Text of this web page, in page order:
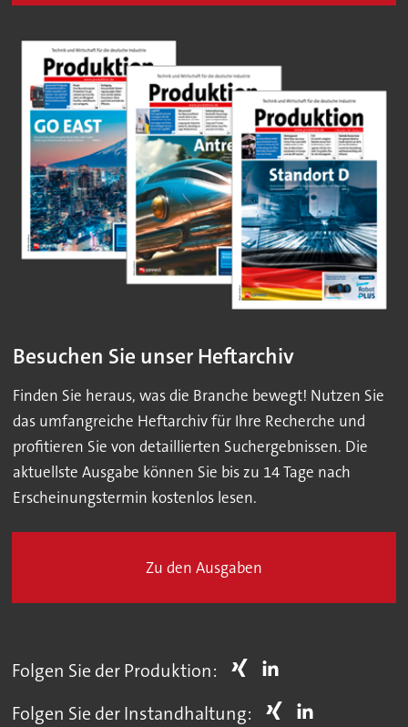
Besuchen Sie unser Heftarchiv
Finden Sie heraus, was die Branche bewegt! Nutzen Sie
das umfangreiche Heftarchiv für Ihre Recherche und
profitieren Sie von detaillierten Suchergebnissen. Die
aktuellste Ausgabe können Sie bis zu 14 Tage nach
Erscheinungstermin kostenlos lesen.
Zu den Ausgaben
Folgen Sie der Produktion:
Folgen Sie der Instandhaltung: